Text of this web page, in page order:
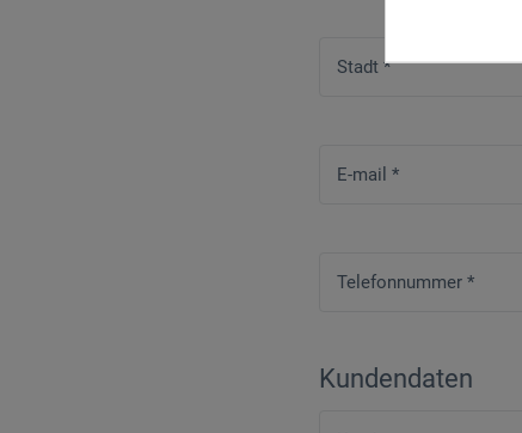
Stadt *
E-mail *
Telefonnummer *
Kundendaten